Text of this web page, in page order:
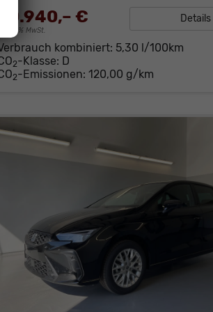
20.940,– €
incl. 19% MwSt.
Details
kombiniert: 5,30 l/100km
2-Klasse: D
2-Emissionen: 120,00 g/km